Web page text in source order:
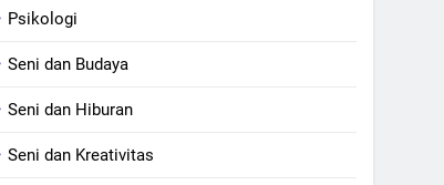
Psikologi
Seni dan Budaya
Seni dan Hiburan
Seni dan Kreativitas